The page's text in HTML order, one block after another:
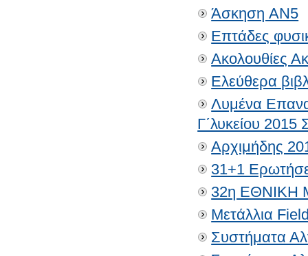
Άσκηση AN5
Επτάδες
Ακολουθίες
Ελεύθερα
Λυμένα
Γ΄λυκείου 2015
Αρχιμήδης
31+1
32η ΕΘΝΙΚΗ
Μετάλλια
Συστήματα